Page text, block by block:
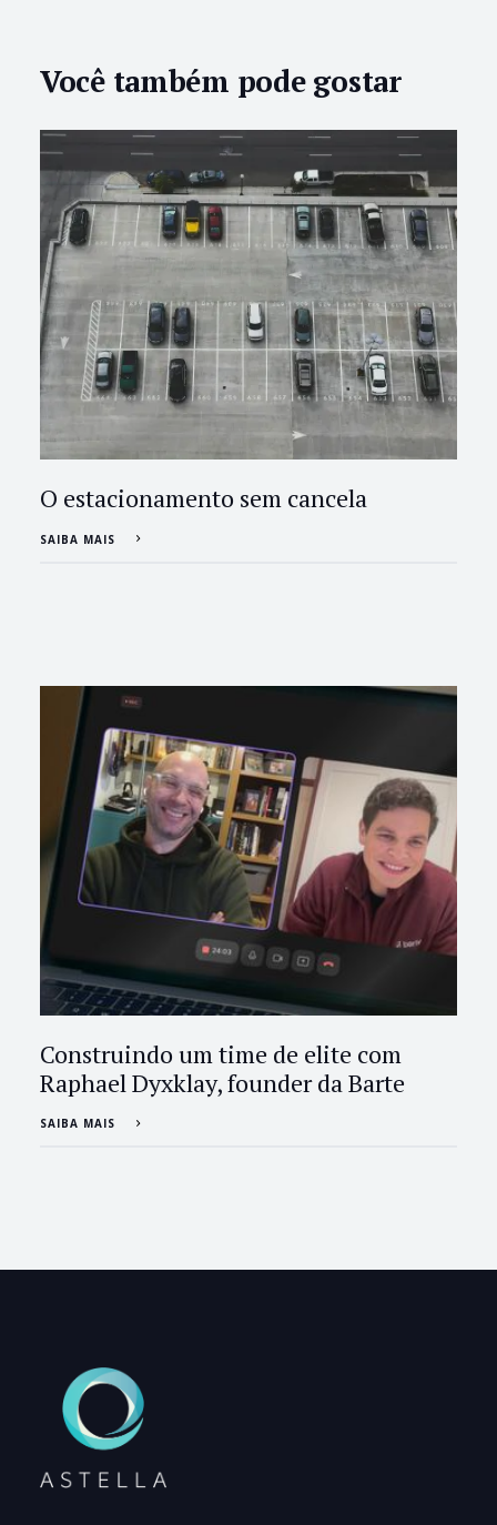
Você também pode gostar
O estacionamento sem cancela
SAIBA MAIS
Construindo um time de elite com
Raphael Dyxklay, founder da Barte
SAIBA MAIS